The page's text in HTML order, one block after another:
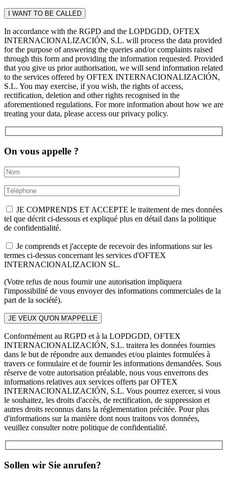
In accordance with the RGPD and the LOPDGDD, OFTEX
INTERNACIONALIZACIÓN, S.L. will process the data provided
for the purpose of answering the queries and/or complaints raised
through this form and providing the information requested. Provided
that you give us prior authorisation, we will send information related
to the services offered by OFTEX INTERNACIONALIZACIÓN,
S.L. You may exercise, if you wish, the rights of access,
rectification, deletion and other rights recognised in the
aforementioned regulations. For more information about how we are
treating your data, please access our privacy policy.
On vous appelle ?
JE COMPRENDS ET ACCEPTE le traitement de mes données
tel que décrit ci-dessous et expliqué plus en détail dans la politique
de confidentialité.
Je comprends et j'accepte de recevoir des informations sur les
termes ci-dessus concernant les services d'OFTEX
INTERNACIONALIZACION SL.
(Votre refus de nous fournir une autorisation impliquera
l'impossibilité de vous envoyer des informations commerciales de la
part de la société).
Conformément au RGPD et à la LOPDGDD, OFTEX
INTERNACIONALIZACIÓN, S.L. traitera les données fournies
dans le but de répondre aux demandes et/ou plaintes formulées à
travers ce formulaire et de fournir les informations demandées. Sous
réserve de votre autorisation préalable, nous vous enverrons des
informations relatives aux services offerts par OFTEX
INTERNACIONALIZACIÓN, S.L. Vous pourrez exercer, si vous
le souhaitez, les droits d'accès, de rectification, de suppression et
autres droits reconnus dans la réglementation précitée. Pour plus
d'informations sur la manière dont nous traitons vos données,
veuillez consulter notre politique de confidentialité.
Sollen wir Sie anrufen?